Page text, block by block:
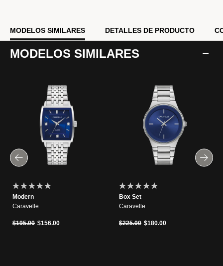
MODELOS SIMILARES DETALLES DE PRODUCTO
MODELOS SIMILARES
Modern
Caravelle
Precio reducido de
$195.00a$156.00
Box Set
Caravelle
Precio reducido de
$225.00a$180.00